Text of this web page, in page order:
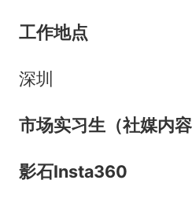
工作地点
深圳
市场实习生（社媒内容
影石Insta360